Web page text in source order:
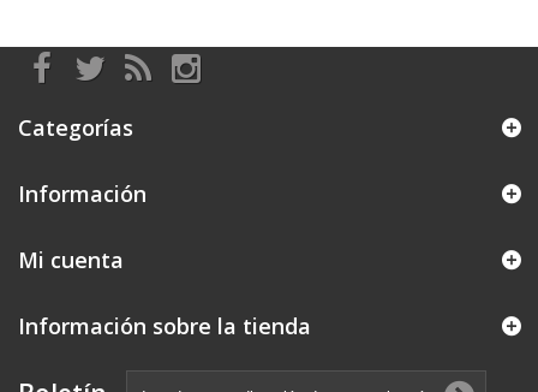
Categorías
Información
Mi cuenta
Información sobre la tienda